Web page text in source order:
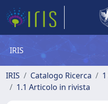
IRIS
IRIS Catalogo Ricerca
1.1 Articolo in rivista